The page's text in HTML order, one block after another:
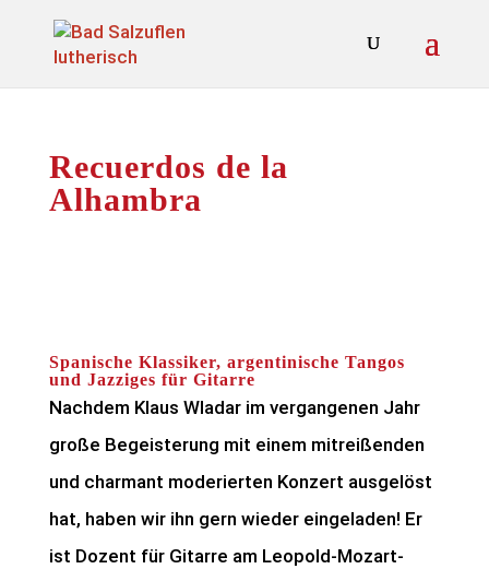
Recuerdos de la
Alhambra
Spanische Klassiker, argentinische Tangos
und Jazziges für Gitarre
Nachdem Klaus Wladar im vergangenen Jahr
große Begeisterung mit einem mitreißenden
und charmant moderierten Konzert ausgelöst
hat, haben wir ihn gern wieder eingeladen! Er
ist Dozent für Gitarre am Leopold-Mozart-